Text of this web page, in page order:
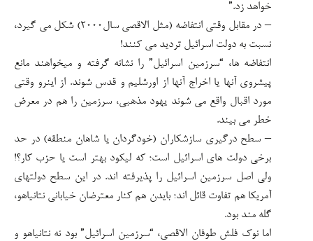
خواهد زد.”
– در مقابل وقتی انتفاضه (مثل الاقصی سال۲۰۰۰) شکل می گیرد،
نسبت به دولت اسرائیل تردید می کنند!
انتفاضه ها، “سرزمین اسرائیل” را نشانه گرفته و میخواهند مانع
پیشروی آنها یا اخراج آنها از اورشلیم و قدس شوند. از اینرو وقتی
مورد اقبال واقع می شوند یهود مذهبی، سرزمین را هم در معرض
خطر می بیند.
– سطح درگیری سازشکاران (خودگردان یا شاهان منطقه) در حد
برخی دولت های اسرائیل است؛ که لیکود بهتر است یا حزب کار؟!
ولی اصل سرزمین اسرائیل را پذیرفته اند. در این سطح دولتهای
آمریکا هم تفاوت قائل اند؛ بایدن هم کنار معترضان خیابانی نتانیاهو،
گله مند بود.
اما نوک فلش طوفان الاقصی، “سرزمین اسرائیل” بود نه نتانیاهو و